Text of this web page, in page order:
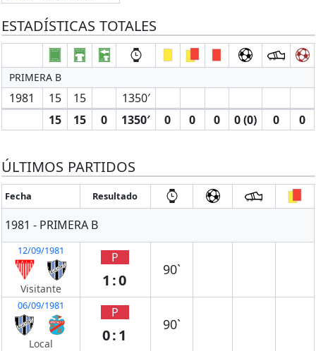
ESTADÍSTICAS TOTALES
PRIMERA B
1981 15 15
1350′
15
15 0 1350′ 0 0 0 0 (0) 0 0
ÚLTIMOS PARTIDOS
Fecha Resultado
1981 - PRIMERA B
12/09/1981
Visitante
P
1:0
90`
06/09/1981
Local
P
0:1
90`